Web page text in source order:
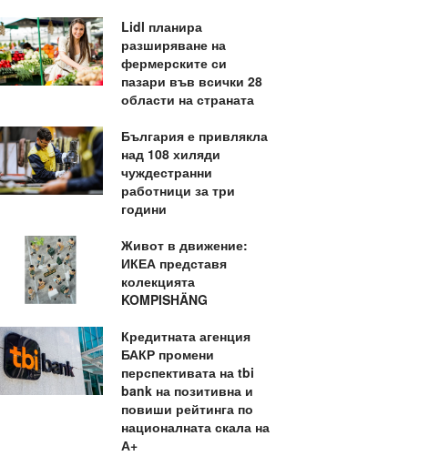
Lidl планира
разширяване на
фермерските си
пазари във всички 28
области на страната
България е привлякла
над 108 хиляди
чуждестранни
работници за три
години
Живот в движение:
ИКЕА представя
колекцията
KOMPISHÄNG
Кредитната агенция
БАКР промени
перспективата на tbi
bank на позитивна и
повиши рейтинга по
националната скала на
А+